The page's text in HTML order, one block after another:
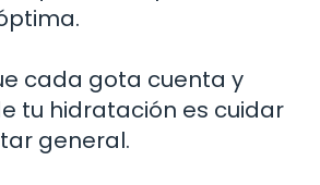
cada gota cuenta y
tu hidratación es cuidar
general.